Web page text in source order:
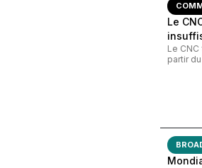
Le
Le
partir du